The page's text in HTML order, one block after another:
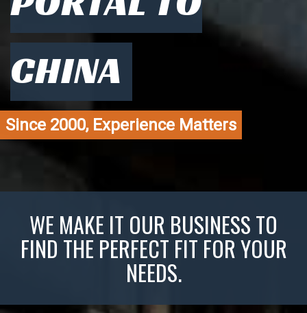
CHINA
Since 2000, Experience Matters
WE MAKE IT OUR BUSINESS TO
FIND THE PERFECT FIT FOR YOUR
NEEDS.